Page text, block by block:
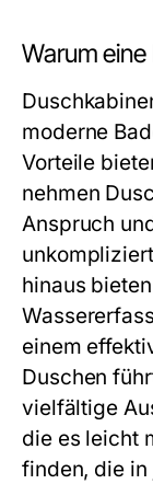
Warum
moderne
Vorteile
nehmen
Anspruch
hinaus
einem
Duschen
vielfältige
die es leicht
finden, die in